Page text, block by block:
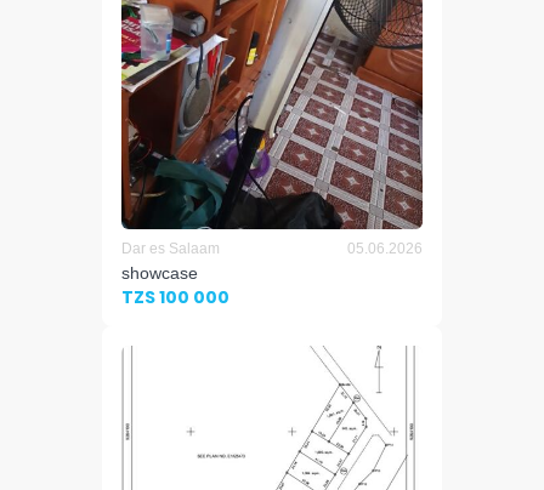
Dar es Salaam 05.06.2026
showcase
TZS 100 000